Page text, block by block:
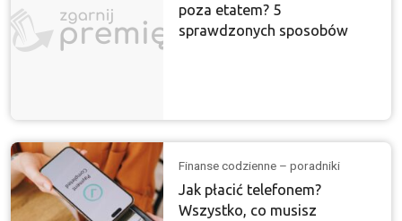
poza etatem? 5
sprawdzonych sposobów
Finanse codzienne – poradniki
Jak płacić telefonem?
Wszystko, co musisz